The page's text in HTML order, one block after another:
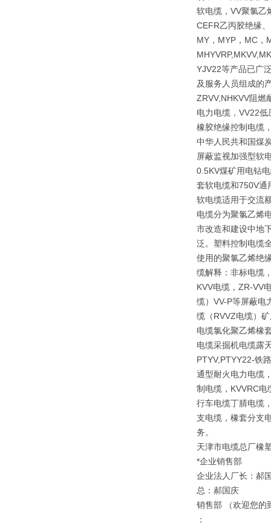
软电缆，VV聚氯乙
CEFR乙丙胶绝缘
MY，MYP，MC，
YJV22等产品已广
及服务人员组成的
ZRVV,NHKVV阻燃
电力电缆，VV22
橡胶绝缘控制电缆
中华人民共和国煤
屏蔽监视加强型软
0.5KV煤矿用电钻
套软电缆和750V通
软电缆适用于交流
电缆分为聚氯乙烯
市改造和建设中地
泛。塑料控制电缆
使用的聚氯乙烯绝
缆解释：非标电缆
KVV电缆，ZR-VV
缆）VV-P等屏蔽电
缆（RVVZ电缆）
电缆氯化聚乙烯橡
电缆采掘机电缆露
PTYV,PTYY22-铁
通型耐火电力电缆
制电缆，KVVRC
行车电缆丁腈电缆
支电缆，橡套分支
务。
天津市电缆总厂橡
*企业销售部
企业法人厂长：郝
总：郝国庆
销售部 （欢迎您的
：